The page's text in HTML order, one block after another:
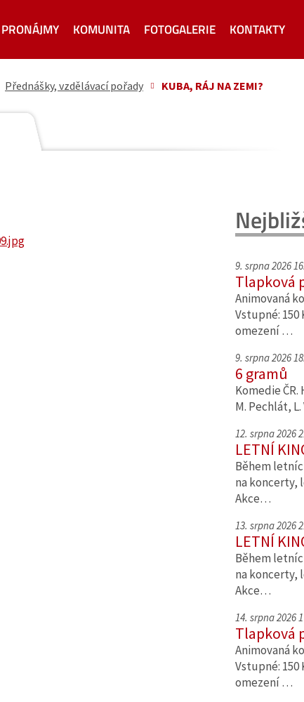
PRONÁJMY KOMUNITA FOTOGALERIE KONTAKTY
Přednášky, vzdělávací pořady KUBA, RÁJ NA ZEMI?
9. srpna 2026
Tlapková
Animovaná
Vstupné: 150
omezení …
9. srpna 2026
6 gramů
Komedie ČR.
M. Pechlát,
12. srpna 2026
LETNÍ
Během
na koncerty,
Akce…
13. srpna 2026
LETNÍ
Během
na koncerty,
Akce…
14. srpna 2026
Tlapková
Animovaná
Vstupné: 150
omezení …